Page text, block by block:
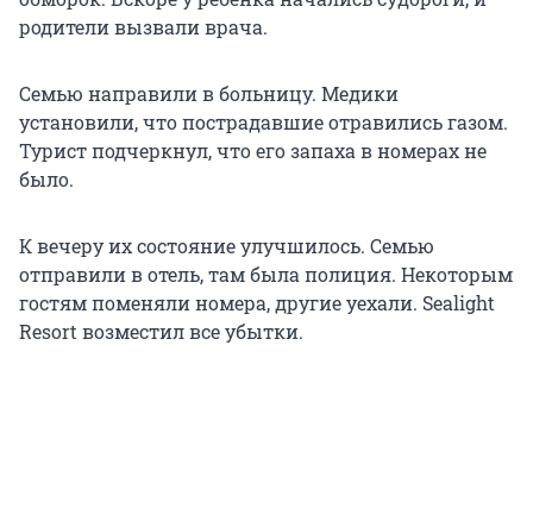
родители вызвали врача.
Семью направили в больницу. Медики
установили, что пострадавшие отравились газом.
Турист подчеркнул, что его запаха в номерах не
было.
К вечеру их состояние улучшилось. Семью
отправили в отель, там была полиция. Некоторым
гостям поменяли номера, другие уехали. Sealight
Resort возместил все убытки.